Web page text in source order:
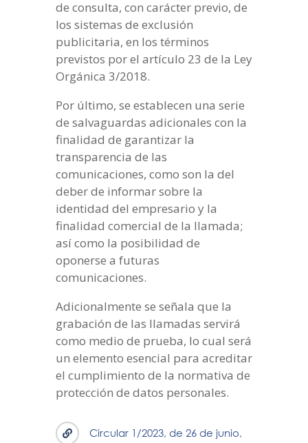
de consulta, con carácter previo, de
los sistemas de exclusión
publicitaria, en los términos
previstos por el artículo 23 de la Ley
Orgánica 3/2018.
Por último, se establecen una serie
de salvaguardas adicionales con la
finalidad de garantizar la
transparencia de las
comunicaciones, como son la del
deber de informar sobre la
identidad del empresario y la
finalidad comercial de la llamada;
así como la posibilidad de
oponerse a futuras
comunicaciones.
Adicionalmente se señala que la
grabación de las llamadas servirá
como medio de prueba, lo cual será
un elemento esencial para acreditar
el cumplimiento de la normativa de
protección de datos personales.

Circular 1/2023, de 26 de junio,